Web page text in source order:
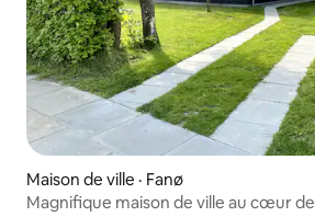
Maison de ville · Fanø
Magnifique maison de ville au cœur